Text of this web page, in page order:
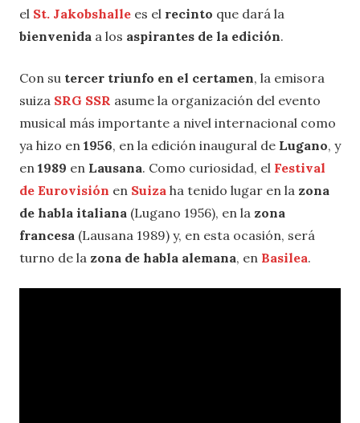
el St. Jakobshalle es el recinto que dará la
bienvenida a los aspirantes de la edición.
Con su tercer triunfo en el certamen, la emisora
suiza SRG SSR asume la organización del evento
musical más importante a nivel internacional como
ya hizo en 1956, en la edición inaugural de Lugano, y
en 1989 en Lausana. Como curiosidad, el Festival
de Eurovisión en Suiza ha tenido lugar en la zona
de habla italiana (Lugano 1956), en la zona
francesa (Lausana 1989) y, en esta ocasión, será
turno de la zona de habla alemana, en Basilea.